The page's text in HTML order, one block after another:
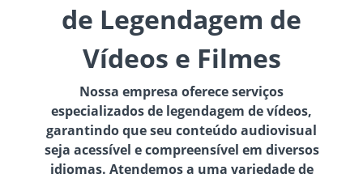
de Legendagem de
Vídeos e Filmes
Nossa empresa oferece serviços
especializados de legendagem de vídeos,
garantindo que seu conteúdo audiovisual
seja acessível e compreensível em diversos
idiomas. Atendemos a uma variedade de